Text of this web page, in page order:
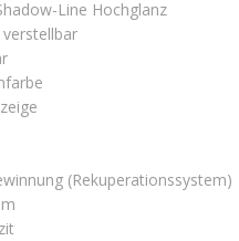
Line Hochglanz
(Rekuperationssystem)